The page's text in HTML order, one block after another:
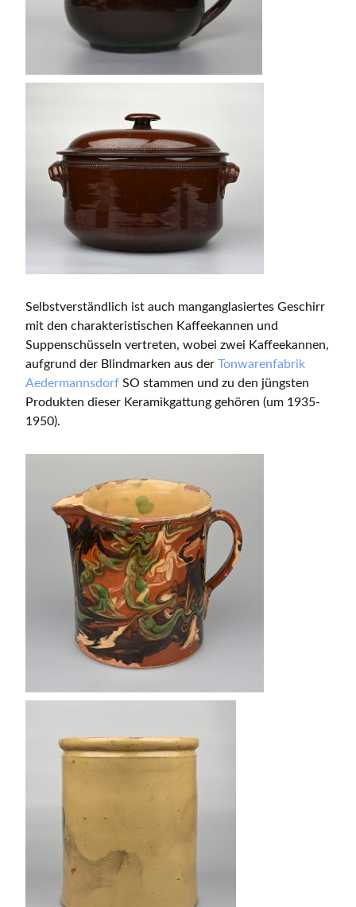
Selbstverständlich ist auch manganglasiertes Geschirr
mit den charakteristischen Kaffeekannen und
Suppenschüsseln vertreten, wobei zwei Kaffeekannen,
aufgrund der Blindmarken aus der Tonwarenfabrik
Aedermannsdorf SO stammen und zu den jüngsten
Produkten dieser Keramikgattung gehören (um 1935-
1950).